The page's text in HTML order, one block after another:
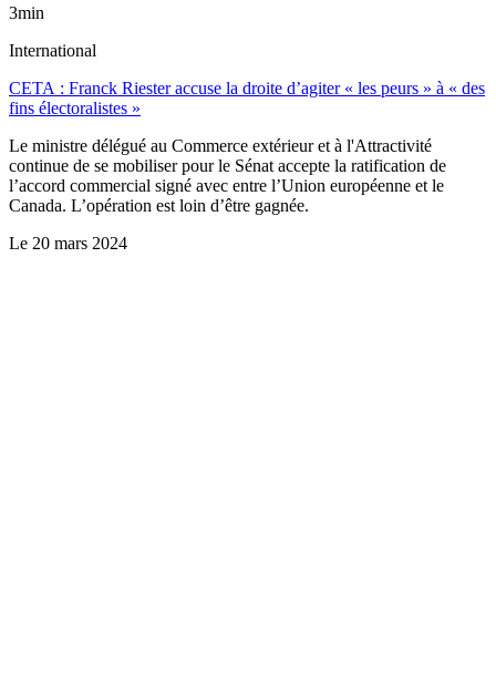
3min
International
CETA : Franck Riester accuse la droite d’agiter « les peurs » à « des
fins électoralistes »
Le ministre délégué au Commerce extérieur et à l'Attractivité
continue de se mobiliser pour le Sénat accepte la ratification de
l’accord commercial signé avec entre l’Union européenne et le
Canada. L’opération est loin d’être gagnée.
Le 20 mars 2024